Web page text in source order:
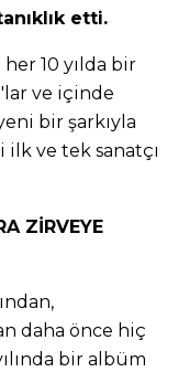
etti.
10 yılda bir
ve içinde
bir şarkıyla
ve tek sanatçı
ZİRVEYE
daha önce hiç
bir albüm